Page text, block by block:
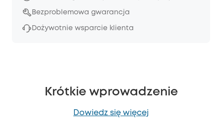
Bezproblemowa gwarancja
Dożywotnie wsparcie klienta
Krótkie wprowadzenie
Dowiedz się więcej